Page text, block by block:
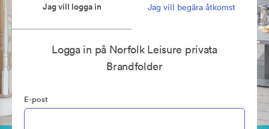
Jag vill logga in Jag vill begära åtkomst
Logga in på Norfolk Leisure privata
Brandfolder
E-post